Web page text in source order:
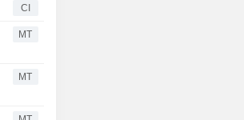
CI
MT
MT